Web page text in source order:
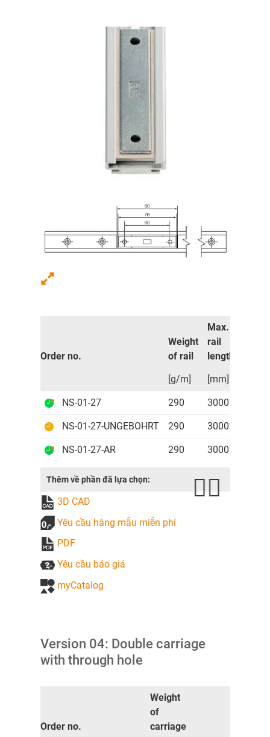
Order no.
Weight
of rail
Max.
rail
lengths
[g/m]
[mm]
NS-01-27 290 3000
NS-01-27-UNGEBOHRT 290 3000
NS-01-27-AR 290 3000
Thêm về phần đã lựa chọn:
3D CAD
Yêu cầu hàng mẫu miễn phí
PDF
Yêu cầu báo giá
myCatalog
Version 04: Double carriage
with through hole
Order no.
Weight
of
carriage